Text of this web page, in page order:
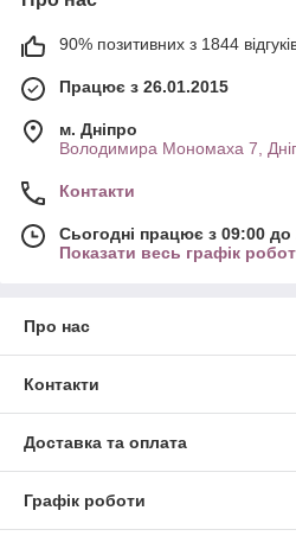
90% позитивних з 1844
Працює з 26.01.2015
м. Дніпро
Володимира Мономаха 7,
Контакти
Сьогодні працює з 09:00 до
Показати весь графік
Про нас
Контакти
Доставка та оплата
Графік роботи